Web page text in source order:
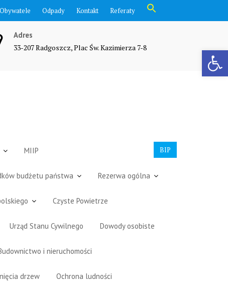
Otwórz pasek narzędzi
Odpady Kontakt Referaty
Search Button
Adres
33-207 Radgoszcz, Plac Św. Kazimierza 7-8
BIP
MIIP
budżetu państwa Rezerwa ogólna
Czyste Powietrze
Urząd Stanu Cywilnego Dowody osobiste
i nieruchomości
drzew Ochrona ludności